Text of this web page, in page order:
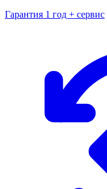
Гарантия 1 год + сервис